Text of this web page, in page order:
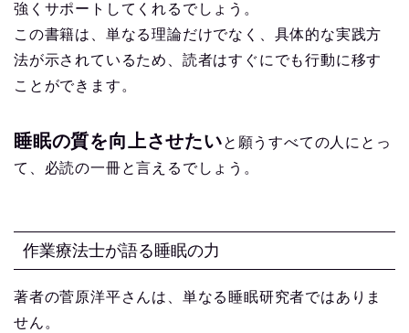
強くサポートしてくれるでしょう。
この書籍は、単なる理論だけでなく、具体的な実践方
法が示されているため、読者はすぐにでも行動に移す
ことができます。
睡眠の質を向上させたいと願うすべての人にとっ
て、必読の一冊と言えるでしょう。
作業療法士が語る睡眠の力
著者の菅原洋平さんは、単なる睡眠研究者ではありま
せん。